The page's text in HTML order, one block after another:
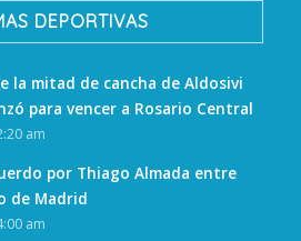
DEPORTIVAS
la mitad de cancha de Aldosivi
para vencer a Rosario Central
am
por Thiago Almada entre
de Madrid
am